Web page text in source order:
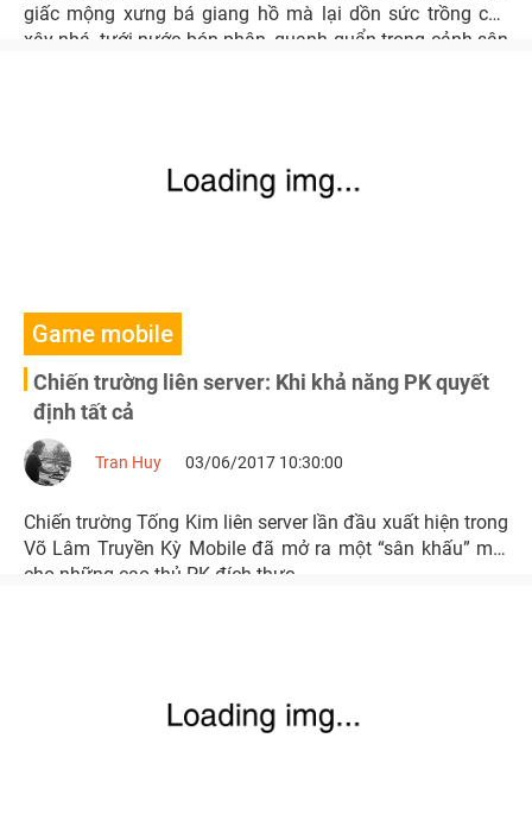
giấc mộng xưng bá giang hồ mà lại dồn sức trồng cây
xây nhá, tưới nước bón phân, quanh quẩn trong cảnh sân
Game mobile
Chiến trường liên server: Khi khả năng PK quyết
định tất cả
Tran Huy 03/06/2017 10:30:00
Chiến trường Tống Kim liên server lần đầu xuất hiện trong
Võ Lâm Truyền Kỳ Mobile đã mở ra một “sân khấu” mới
cho những cao thủ PK đích thực.